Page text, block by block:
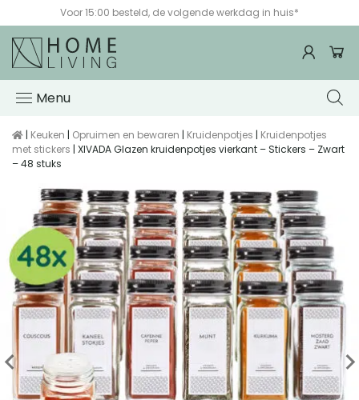
Voor 15:00 besteld, de volgende werkdag in huis*
Menu
| Keuken | Opruimen en bewaren | Kruidenpotjes | Kruidenpotjes
met stickers | XIVADA Glazen kruidenpotjes vierkant – Stickers – Zwart
– 48 stuks